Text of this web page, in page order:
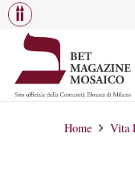
Home Vita